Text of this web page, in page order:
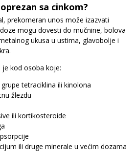
sa cinkom?
prekomeran unos može izazvati
mogu dovesti do mučnine, bolova
ukusa u ustima, glavobolje i
kod osoba koje:
tetraciklina ili kinolona
žlezdu
ili kortikosteroide
ili druge minerale u većim dozama